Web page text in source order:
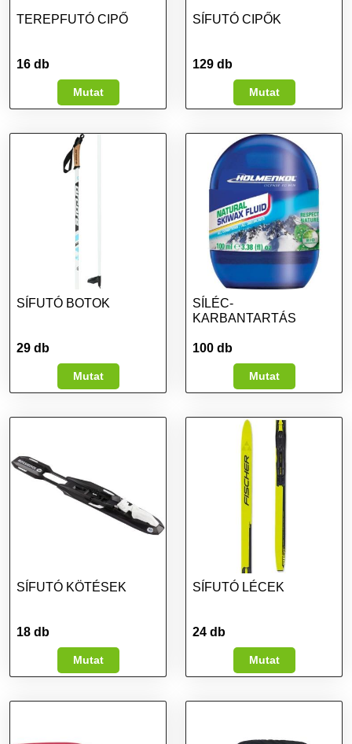
TEREPFUTÓ CIPŐ
16 db
Mutat
SÍFUTÓ CIPŐK
129 db
Mutat
SÍFUTÓ BOTOK
29 db
Mutat
SÍLÉC-
KARBANTARTÁS
100 db
Mutat
SÍFUTÓ KÖTÉSEK
18 db
Mutat
SÍFUTÓ LÉCEK
24 db
Mutat